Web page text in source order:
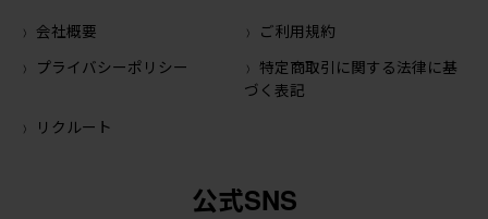
会社概要
ご利用規約
プライバシーポリシー
特定商取引に関する法律に基
づく表記
リクルート
公式SNS